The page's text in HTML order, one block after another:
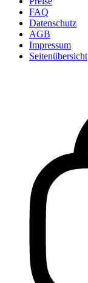
FAQ
Datenschutz
AGB
Impressum
Seitenübersicht